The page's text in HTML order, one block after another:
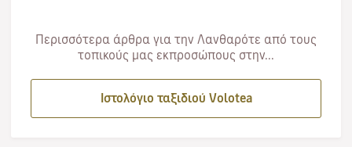
Περισσότερα άρθρα για την Λανθαρότε από τους
τοπικούς μας εκπροσώπους στην...
Ιστολόγιο ταξιδιού Volotea